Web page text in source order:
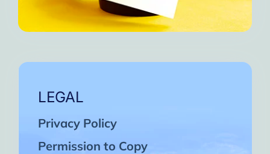
LEGAL
Privacy Policy
Permission to Copy